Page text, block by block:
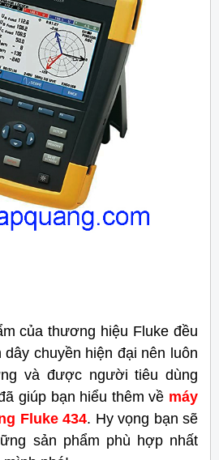
của thương hiệu Fluke đều
chuyền hiện đại nên luôn
và được người tiêu dùng
giúp bạn hiểu thêm về máy
Fluke 434. Hy vọng bạn sẽ
sản phẩm phù hợp nhất